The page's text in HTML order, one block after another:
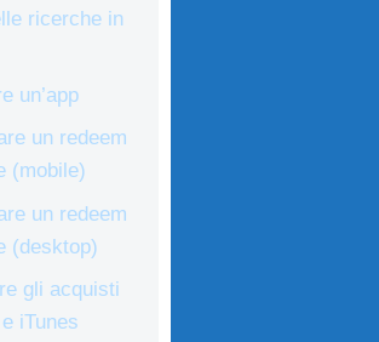
ricerche in
un’app
un redeem
(mobile)
un redeem
(desktop)
gli acquisti
iTunes